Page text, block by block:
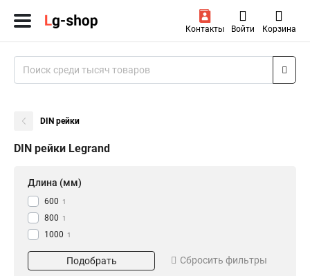
Контакты Войти Корзина
DIN рейки
DIN рейки Legrand
Длина (мм)
600 1
800 1
1000 1
Подобрать Сбросить фильтры